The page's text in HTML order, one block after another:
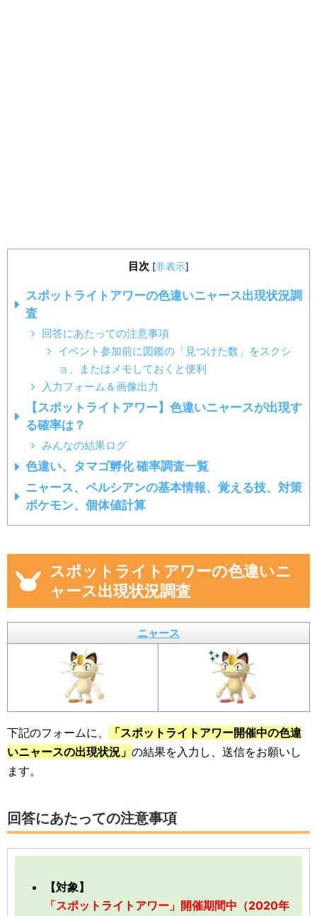
目次 [非表示]
スポットライトアワーの色違いニャース出現状況調
査
回答にあたっての注意事項
イベント参加前に図鑑の「見つけた数」をスクシ
ョ、またはメモしておくと便利
入力フォーム＆画像出力
【スポットライトアワー】色違いニャースが出現す
る確率は？
みんなの結果ログ
色違い、タマゴ孵化 確率調査一覧
ニャース、ペルシアンの基本情報、覚える技、対策
ポケモン、個体値計算
スポットライトアワーの色違いニ
ャース出現状況調査
ニャース
下記のフォームに、
「スポットライトアワー開催中の色違
いニャースの出現状況」 の結果を入力し、送信をお願いし
ます。
回答にあたっての注意事項
【対象】
「スポットライトアワー」開催期間中（2020年